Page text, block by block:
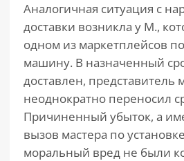
Аналогичная ситуация с
доставки возникла у М.,
одном из маркетплейсов
машину. В назначенный
доставлен, представитель
неоднократно переносил
Причиненный убыток, а
вызов мастера по
моральный вред не были